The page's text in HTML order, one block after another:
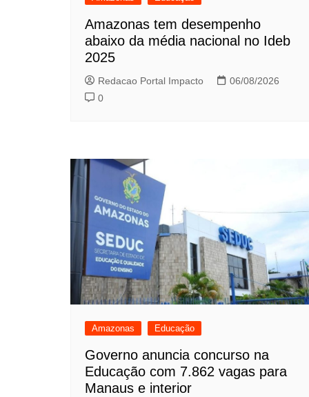
Amazonas tem desempenho
abaixo da média nacional no Ideb
2025
Redacao Portal Impacto
06/08/2026
0
Amazonas Educação
Governo anuncia concurso na
Educação com 7.862 vagas para
Manaus e interior